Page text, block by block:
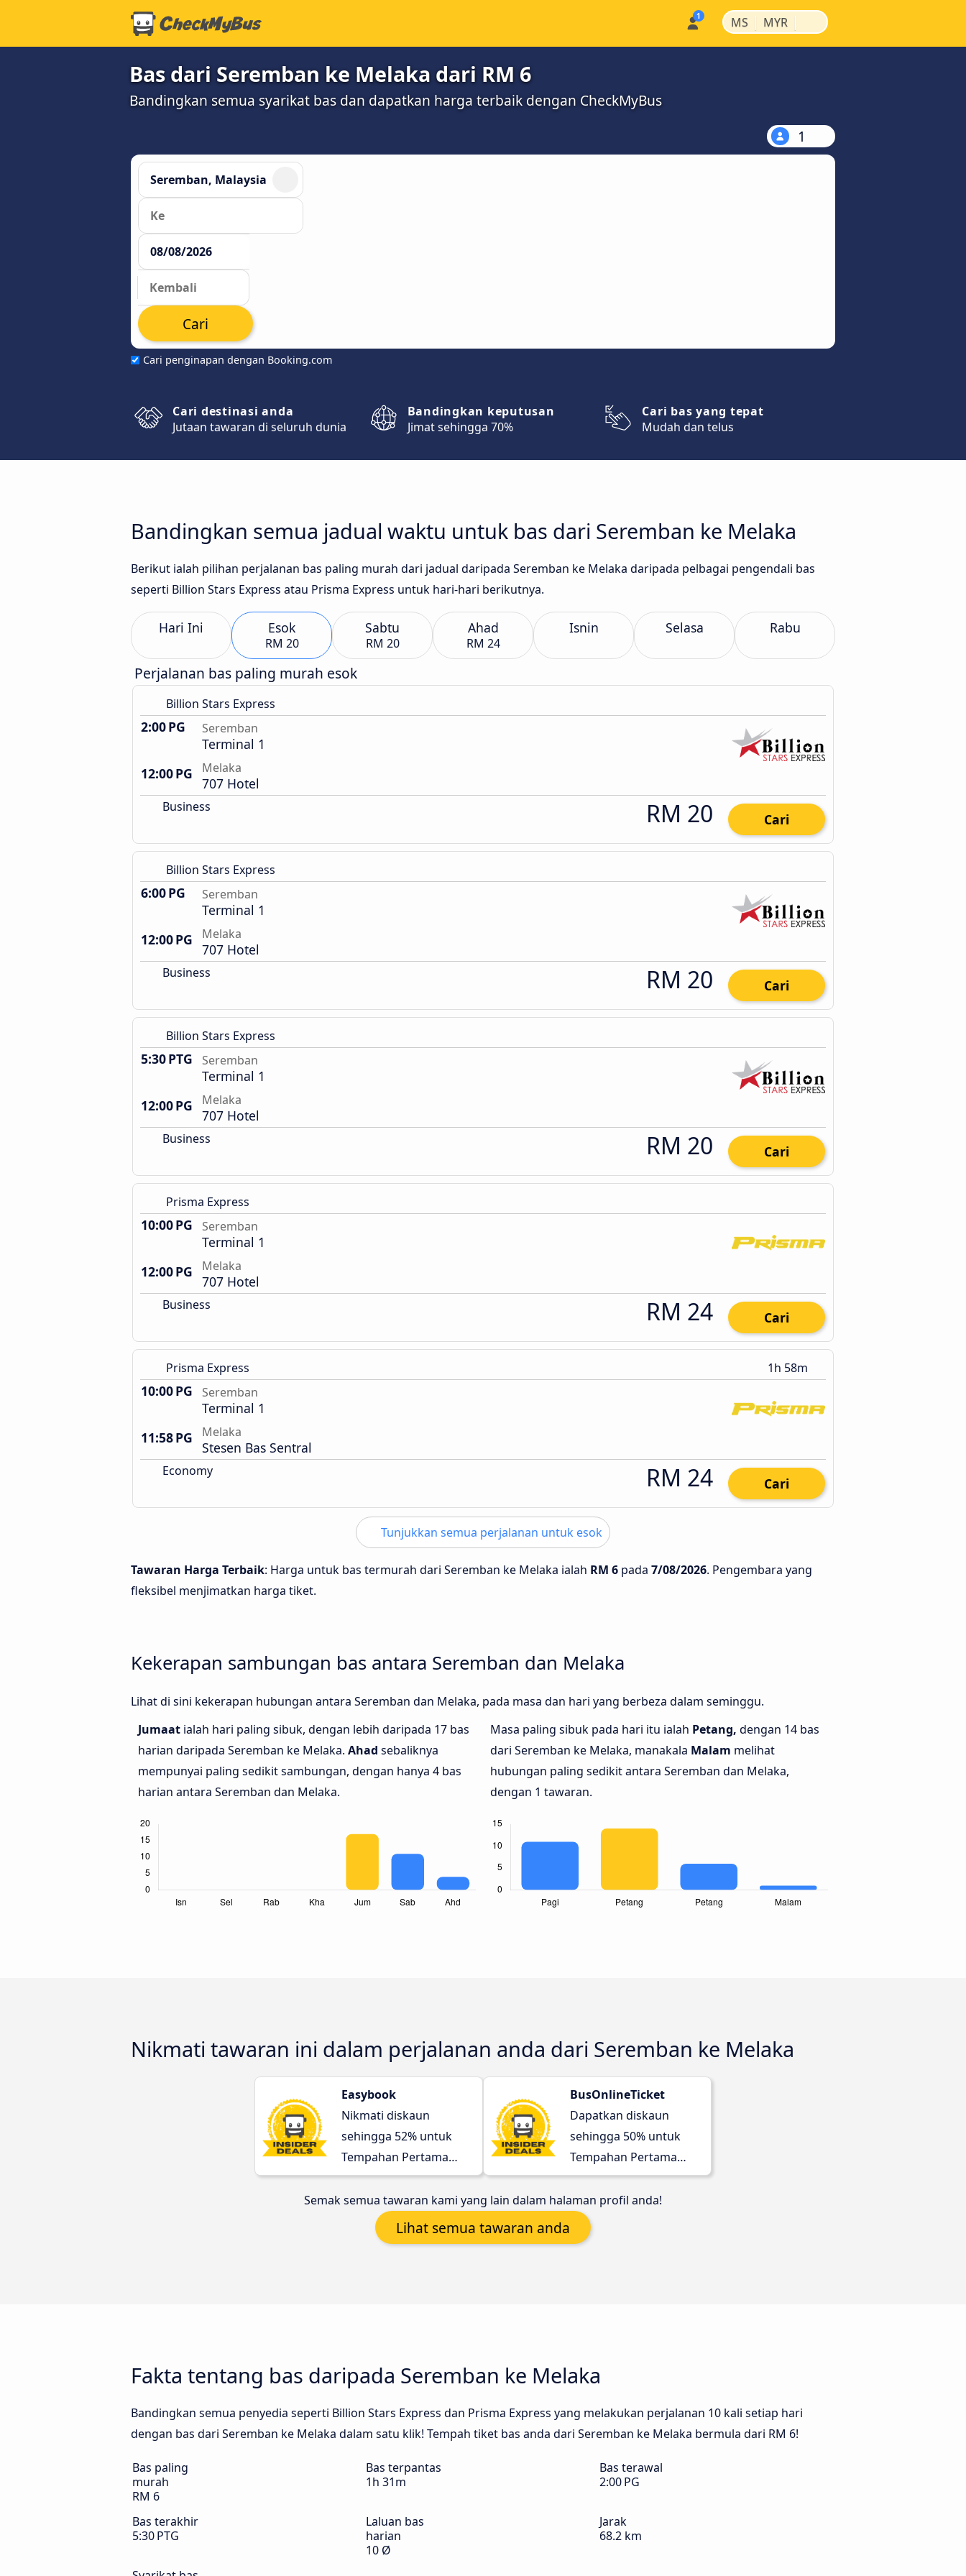
MS | MYR |
Bas dari Seremban ke Melaka dari RM 6
Bandingkan semua syarikat bas dan dapatkan harga terbaik dengan CheckMyBus
1
Cari penginapan dengan Booking.com
Cari
Cari destinasi anda
Jutaan tawaran di seluruh dunia
Bandingkan keputusan
Jimat sehingga 70%
Cari bas yang tepat
Mudah dan telus
Bandingkan semua jadual waktu untuk bas dari Seremban ke Melaka
Berikut ialah pilihan perjalanan bas paling murah dari jadual daripada Seremban ke Melaka daripada pelbagai pengendali bas
seperti Billion Stars Express atau Prisma Express untuk hari-hari berikutnya.
Hari Ini Esok
RM 20
Sabtu
RM 20
Ahad
RM 24
Isnin Selasa Rabu
Perjalanan bas paling murah esok
Billion Stars Express
2:00 PG Seremban
Terminal 1
12:00 PG
Melaka
707 Hotel
Business RM 20 Cari
Billion Stars Express
6:00 PG Seremban
Terminal 1
12:00 PG
Melaka
707 Hotel
Business RM 20 Cari
Billion Stars Express
5:30 PTG Seremban
Terminal 1
12:00 PG
Melaka
707 Hotel
Business RM 20 Cari
Prisma Express
10:00 PG Seremban
Terminal 1
12:00 PG
Melaka
707 Hotel
Business RM 24 Cari
Prisma Express 1h 58m
10:00 PG Seremban
Terminal 1
11:58 PG
Melaka
Stesen Bas Sentral
Economy RM 24 Cari
Tunjukkan semua perjalanan untuk esok
Tawaran Harga Terbaik: Harga untuk bas termurah dari Seremban ke Melaka ialah RM 6 pada 7/08/2026. Pengembara yang
fleksibel menjimatkan harga tiket.
Kekerapan sambungan bas antara Seremban dan Melaka
Lihat di sini kekerapan hubungan antara Seremban dan Melaka, pada masa dan hari yang berbeza dalam seminggu.
Jumaat ialah hari paling sibuk, dengan lebih daripada 17 bas
harian daripada Seremban ke Melaka. Ahad sebaliknya
mempunyai paling sedikit sambungan, dengan hanya 4 bas
harian antara Seremban dan Melaka.
Masa paling sibuk pada hari itu ialah Petang, dengan 14 bas
dari Seremban ke Melaka, manakala Malam melihat
hubungan paling sedikit antara Seremban dan Melaka,
dengan 1 tawaran.
Nikmati tawaran ini dalam perjalanan anda dari Seremban ke Melaka
Easybook
Nikmati diskaun
sehingga 52% untuk
Tempahan Pertama
anda!
BusOnlineTicket
Dapatkan diskaun
sehingga 50% untuk
Tempahan Pertama
anda!
Semak semua tawaran kami yang lain dalam halaman profil anda!
Lihat semua tawaran anda
Fakta tentang bas daripada Seremban ke Melaka
Bandingkan semua penyedia seperti Billion Stars Express dan Prisma Express yang melakukan perjalanan 10 kali setiap hari
dengan bas dari Seremban ke Melaka dalam satu klik! Tempah tiket bas anda dari Seremban ke Melaka bermula dari RM 6!
Bas paling
murah
RM 6
Bas terpantas
1h 31m
Bas terawal
2:00 PG
Bas terakhir
5:30 PTG
Laluan bas
harian
10 Ø
Jarak
68.2 km